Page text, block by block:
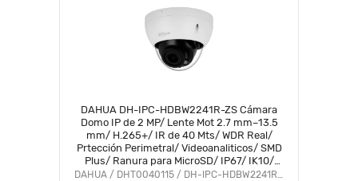
DAHUA DH-IPC-HDBW2241R-ZS Cámara
Domo IP de 2 MP/ Lente Mot 2.7 mm–13.5
mm/ H.265+/ IR de 40 Mts/ WDR Real/
Prtección Perimetral/ Videoanaliticos/ SMD
Plus/ Ranura para MicroSD/ IP67/ IK10/
PoE #PCQ2
DAHUA / DHT0040115 / DH-IPC-HDBW2241R-ZS